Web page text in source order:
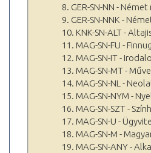
8. GER-SN-NN -
9. GER-SN-NNK -
10. KNK-SN-ALT -
11. MAG-SN-FU -
12. MAG-SN-IT -
13. MAG-SN-MT -
14. MAG-SN-NL -
15. MAG-SN-NYM -
16. MAG-SN-SZT -
17. MAG-SN-U -
18. MAG-SN-M -
19. MAG-SN-ANY -